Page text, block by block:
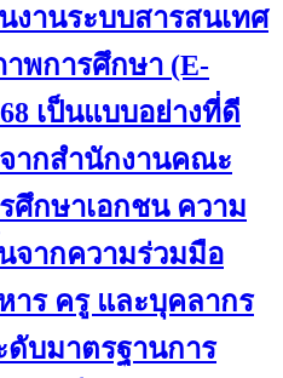
งานระบบสารสนเทศ
พการศึกษา (E-
เป็นแบบอย่างที่ดี
ากสำนักงานคณะ
ศึกษาเอกชน ความ
จากความร่วมมือ
าร ครู และบุคลากร
บมาตรฐานการ